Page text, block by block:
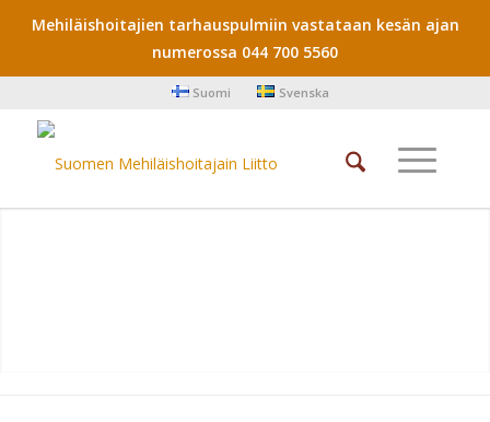
Mehiläishoitajien tarhauspulmiin vastataan kesän ajan
numerossa 044 700 5560
Suomi Svenska